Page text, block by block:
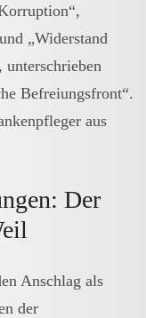
„Widerstand
unterschrieben
Befreiungsfront“.
aus
Der
Anschlag als
der